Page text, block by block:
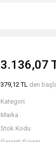
3.136,07
379,12 TL den
Kategori
Marka
Stok Kodu